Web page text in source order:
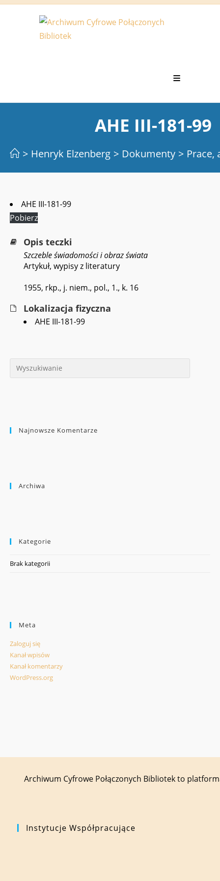
Koniec
AHE III-181-99
> Henryk Elzenberg > Dokumenty > Prace,
AHE III-181-99
Pobierz
Opis teczki
Szczeble świadomości i obraz świata
Artykuł, wypisy z literatury
1955, rkp., j. niem., pol., 1., k. 16
Lokalizacja fizyczna
AHE III-181-99
Najnowsze Komentarze
Archiwa
Kategorie
Brak kategorii
Meta
Zaloguj się
Kanał wpisów
Kanał komentarzy
WordPress.org
Archiwum Cyfrowe Połączonych Bibliotek to
Instytucje Współpracujące